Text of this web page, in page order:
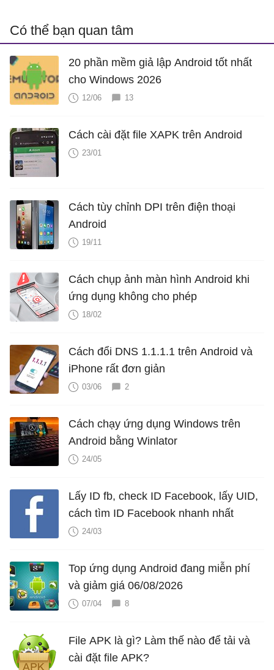
Có thể bạn quan tâm
20 phần mềm giả lập Android tốt nhất
cho Windows 2026
12/06 13
Cách cài đặt file XAPK trên Android
23/01
Cách tùy chỉnh DPI trên điện thoại
Android
19/11
Cách chụp ảnh màn hình Android khi
ứng dụng không cho phép
18/02
Cách đổi DNS 1.1.1.1 trên Android và
iPhone rất đơn giản
03/06 2
Cách chạy ứng dụng Windows trên
Android bằng Winlator
24/05
Lấy ID fb, check ID Facebook, lấy UID,
cách tìm ID Facebook nhanh nhất
24/03
Top ứng dụng Android đang miễn phí
và giảm giá 06/08/2026
07/04 8
File APK là gì? Làm thế nào để tải và
cài đặt file APK?